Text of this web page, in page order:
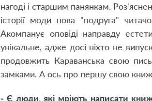
нагоді і старшим панянкам.
історії моди нова "подруга"
Акомпанує оповіді направду
унікальне, адже досі ніхто не
продовжить Караванська свою
замками. А ось про першу свою
- Є люди, які мріють написати